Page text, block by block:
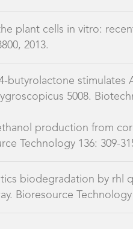
plant cells in vitro:
2013.
butyrolactone stimulates
5008.
production from
Technology 136: 309-
biodegradation by rhl
Bioresource Technology